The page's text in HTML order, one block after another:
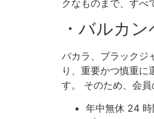
クなものまで、すべ
・バルカ
バカラ、ブラックジ
り、重要かつ慎重に
す。 そのため、会
年中無休 24 時